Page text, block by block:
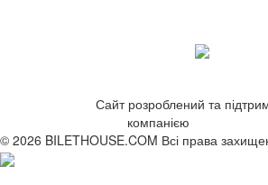
Сайт розроблений та
компанією
© 2026 BILETHOUSE.COM Всі права